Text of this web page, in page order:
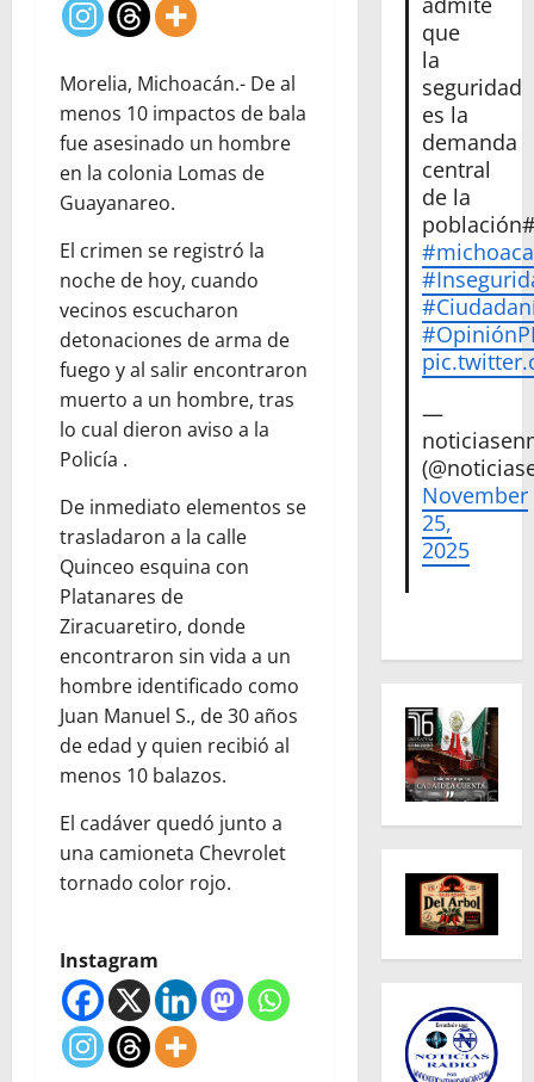
Morelia, Michoacán.- De al
menos 10 impactos de bala
fue asesinado un hombre
en la colonia Lomas de
Guayanareo.
El crimen se registró la
noche de hoy, cuando
vecinos escucharon
detonaciones de arma de
fuego y al salir encontraron
muerto a un hombre, tras
lo cual dieron aviso a la
Policía .
De inmediato elementos se
trasladaron a la calle
Quinceo esquina con
Platanares de
Ziracuaretiro, donde
encontraron sin vida a un
hombre identificado como
Juan Manuel S., de 30 años
de edad y quien recibió al
menos 10 balazos.
El cadáver quedó junto a
una camioneta Chevrolet
tornado color rojo.
Instagram
que
la
seguridad
es la
demanda
central
de la
—
November
25,
2025